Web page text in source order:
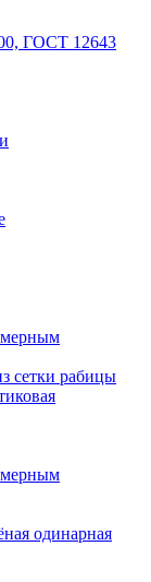
ГОСТ 12643
сетки рабицы
одинарная